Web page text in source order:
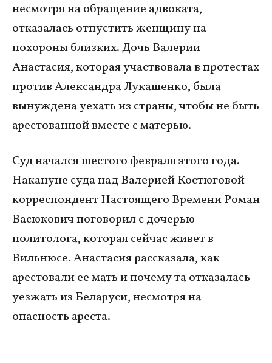
несмотря на обращение адвоката,
отказалась отпустить женщину на
похороны близких. Дочь Валерии
Анастасия, которая участвовала в протестах
против Александра Лукашенко, была
вынуждена уехать из страны, чтобы не быть
арестованной вместе с матерью.
Суд начался шестого февраля этого года.
Накануне суда над Валерией Костюговой
корреспондент Настоящего Времени Роман
Васюкович поговорил с дочерью
политолога, которая сейчас живет в
Вильнюсе. Анастасия рассказала, как
арестовали ее мать и почему та отказалась
уезжать из Беларуси, несмотря на
опасность ареста.